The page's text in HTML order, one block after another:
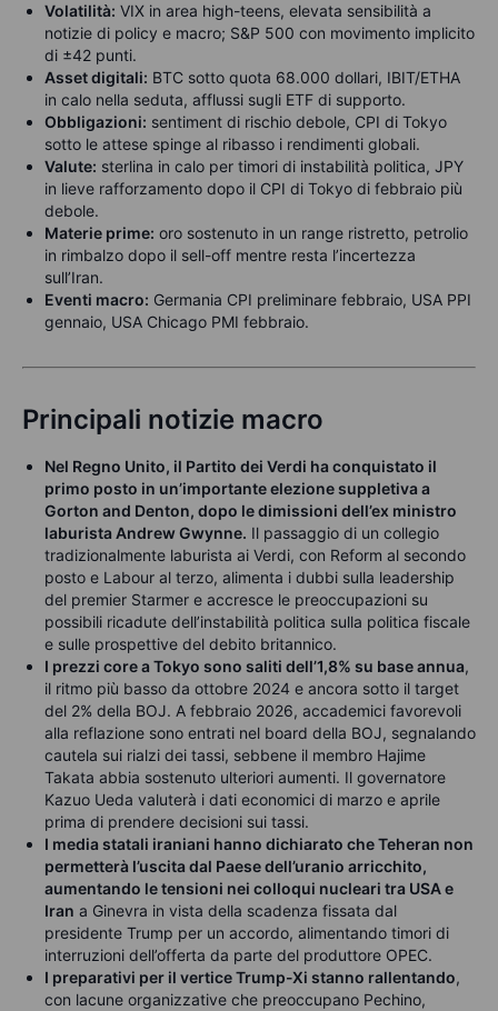
Volatilità: VIX in area high-teens, elevata sensibilità a
notizie di policy e macro; S&P 500 con movimento implicito
di ±42 punti.
Asset digitali: BTC sotto quota 68.000 dollari, IBIT/ETHA
in calo nella seduta, afflussi sugli ETF di supporto.
Obbligazioni: sentiment di rischio debole, CPI di Tokyo
sotto le attese spinge al ribasso i rendimenti globali.
Valute: sterlina in calo per timori di instabilità politica, JPY
in lieve rafforzamento dopo il CPI di Tokyo di febbraio più
debole.
Materie prime: oro sostenuto in un range ristretto, petrolio
in rimbalzo dopo il sell-off mentre resta l’incertezza
sull’Iran.
Eventi macro: Germania CPI preliminare febbraio, USA PPI
gennaio, USA Chicago PMI febbraio.
Principali notizie macro
Nel Regno Unito, il Partito dei Verdi ha conquistato il
primo posto in un’importante elezione suppletiva a
Gorton and Denton, dopo le dimissioni dell’ex ministro
laburista Andrew Gwynne. Il passaggio di un collegio
tradizionalmente laburista ai Verdi, con Reform al secondo
posto e Labour al terzo, alimenta i dubbi sulla leadership
del premier Starmer e accresce le preoccupazioni su
possibili ricadute dell’instabilità politica sulla politica fiscale
e sulle prospettive del debito britannico.
I prezzi core a Tokyo sono saliti dell’1,8% su base annua,
il ritmo più basso da ottobre 2024 e ancora sotto il target
del 2% della BOJ. A febbraio 2026, accademici favorevoli
alla reflazione sono entrati nel board della BOJ, segnalando
cautela sui rialzi dei tassi, sebbene il membro Hajime
Takata abbia sostenuto ulteriori aumenti. Il governatore
Kazuo Ueda valuterà i dati economici di marzo e aprile
prima di prendere decisioni sui tassi.
I media statali iraniani hanno dichiarato che Teheran non
permetterà l’uscita dal Paese dell’uranio arricchito,
aumentando le tensioni nei colloqui nucleari tra USA e
Iran a Ginevra in vista della scadenza fissata dal
presidente Trump per un accordo, alimentando timori di
interruzioni dell’offerta da parte del produttore OPEC.
I preparativi per il vertice Trump-Xi stanno rallentando,
con lacune organizzative che preoccupano Pechino,